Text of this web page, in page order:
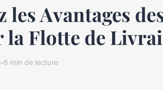
les Avantages
Flotte de
•6 min de lecture